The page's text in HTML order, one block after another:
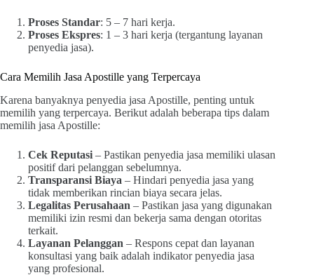
Proses Standar: 5 – 7 hari kerja.
Proses Ekspres: 1 – 3 hari kerja (tergantung layanan
penyedia jasa).
Cara Memilih Jasa Apostille yang Terpercaya
Karena banyaknya penyedia jasa Apostille, penting untuk
memilih yang terpercaya. Berikut adalah beberapa tips dalam
memilih jasa Apostille:
Cek Reputasi – Pastikan penyedia jasa memiliki ulasan
positif dari pelanggan sebelumnya.
Transparansi Biaya – Hindari penyedia jasa yang
tidak memberikan rincian biaya secara jelas.
Legalitas Perusahaan – Pastikan jasa yang digunakan
memiliki izin resmi dan bekerja sama dengan otoritas
terkait.
Layanan Pelanggan – Respons cepat dan layanan
konsultasi yang baik adalah indikator penyedia jasa
yang profesional.